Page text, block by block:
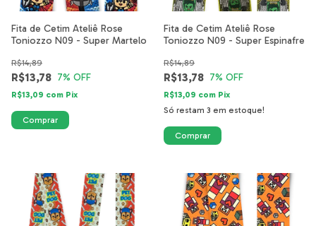
Fita de Cetim Ateliê Rose
Toniozzo N09 - Super Martelo
R$13,78
R$14,89
7% OFF
R$13,09 com Pix
Fita de Cetim Ateliê Rose
Toniozzo N09 - Super Espinafre
R$13,78
R$14,89
7% OFF
R$13,09 com Pix
Só restam 3 em estoque!